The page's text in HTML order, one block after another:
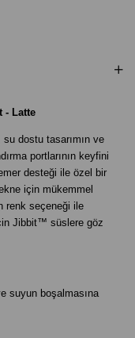
- Latte
dostu tasarımın ve
portlarının keyfini
desteği ile özel bir
için mükemmel
renk seçeneği ile
Jibbit™ süslere göz
suyun boşalmasına